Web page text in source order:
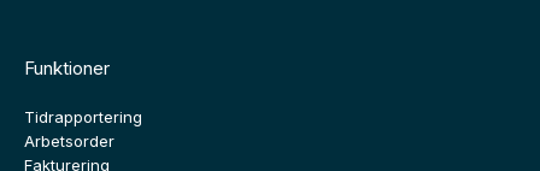
Funktioner
Tidrapportering
Arbetsorder
Fakturering